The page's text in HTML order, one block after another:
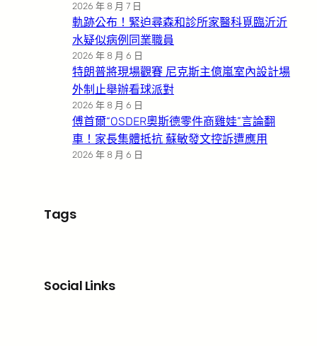
2026 年 8 月 7 日
軌跡公布！緊迫尋森和診所家醫科覓臨沂沂
水疑似病例同業職員
2026 年 8 月 6 日
特朗普將現場觀賽 尼克斯主億嵐室內設計場
外制止舉辦看球派對
2026 年 8 月 6 日
傅首爾“OSDER奧斯德零件商雞娃”言論翻
車！家長集體抵抗 蘇敏發文控訴遭應用
2026 年 8 月 6 日
Tags
Social Links